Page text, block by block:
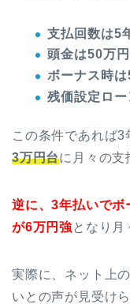
支払回数は5
頭金は50万円
ボーナス時は
残価設定ロ
この条件であれば
3万円台に月々の支
逆に、3年払いでボ
が6万円強 となり月
実際に、ネット上
いとの声が見受けら